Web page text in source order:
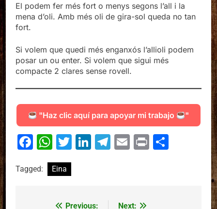
El podem fer més fort o menys segons l’all i la
mena d’oli. Amb més oli de gira-sol queda no tan
fort.
Si volem que quedi més enganxós l’allioli podem
posar un ou enter. Si volem que sigui més
compacte 2 clares sense rovell.
"Haz clic aquí para apoyar mi trabajo "
Facebook
WhatsApp
Twitter
LinkedIn
Telegram
Email
Print
Tagged: Eina
Previous: Next: